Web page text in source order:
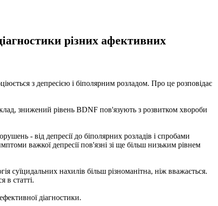
різних афективних
з депресією і біполярним розладом. Про це розповідає
знижений рівень BDNF пов'язують з розвитком хвороби
- від депресії до біполярних розладів і спробами
важкої депресії пов'язні зі ще більш низьким рівнем
суїцидальних нахилів більш різноманітна, ніж вважається.
в статті.
діагностики.